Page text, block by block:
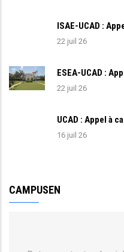
ISAE-UCAD :
22 juil 26
ESEA-UCAD :
22 juil 26
UCAD : Appel à
16 juil 26
CAMPUSEN